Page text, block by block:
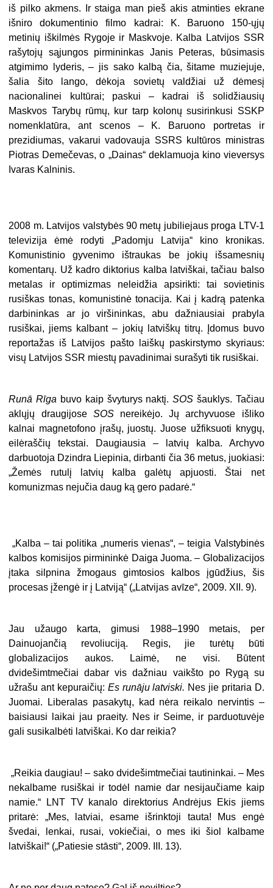
iš pilko akmens. Ir staiga man pieš akis atminties ekrane
išniro dokumentinio filmo kadrai: K. Baruono 150-ųjų
metinių iškilmės Rygoje ir Maskvoje. Kalba Latvijos SSR
rašytojų sąjungos pirmininkas Janis Peteras, būsimasis
atgimimo lyderis, – jis sako kalbą čia, šitame muziejuje,
šalia šito lango, dėkoja sovietų valdžiai už dėmesį
nacionalinei kultūrai; paskui – kadrai iš solidžiausių
Maskvos Tarybų rūmų, kur tarp kolonų susirinkusi SSKP
nomenklatūra, ant scenos – K. Baruono portretas ir
prezidiumas, vakarui vadovauja SSRS kultūros ministras
Piotras Demečevas, o „Dainas“ deklamuoja kino vieversys
Ivaras Kalninis.
2008 m. Latvijos valstybės 90 metų jubiliejaus proga LTV-1
televizija ėmė rodyti „Padomju Latvija“ kino kronikas.
Komunistinio gyvenimo ištraukas be jokių išsamesnių
komentarų. Už kadro diktorius kalba latviškai, tačiau balso
metalas ir optimizmas neleidžia apsirikti: tai sovietinis
rusiškas tonas, komunistinė tonacija. Kai į kadrą patenka
darbininkas ar jo viršininkas, abu dažniausiai prabyla
rusiškai, jiems kalbant – jokių latviškų titrų. Įdomus buvo
reportažas iš Latvijos pašto laiškų paskirstymo skyriaus:
visų Latvijos SSR miestų pavadinimai surašyti tik rusiškai.
Runā Rīga buvo kaip švyturys naktį.SOS šauklys. Tačiau
aklųjų draugijose SOSnereikėjo. Jų archyvuose išliko
kalnai magnetofono įrašų, juostų. Juose užfiksuoti knygų,
eilėraščių tekstai. Daugiausia – latvių kalba. Archyvo
darbuotoja Dzindra Liepinia, dirbanti čia 36 metus, juokiasi:
„Žemės rutulį latvių kalba galėtų apjuosti. Štai net
komunizmas nejučia daug ką gero padarė.“
„Kalba – tai politika „numeris vienas“, – teigia Valstybinės
kalbos komisijos pirmininkė Daiga Juoma. – Globalizacijos
įtaka silpnina žmogaus gimtosios kalbos įgūdžius, šis
procesas įžengė ir į Latviją“ („Latvijas avīze“, 2009. XII. 9).
Jau užaugo karta, gimusi 1988–1990 metais, per
Dainuojančią revoliuciją. Regis, jie turėtų būti
globalizacijos aukos. Laimė, ne visi. Būtent
dvidešimtmečiai dabar vis dažniau vaikšto po Rygą su
užrašu ant kepuraičių: Es runāju latviski. Nes jie pritaria D.
Juomai. Liberalas pasakytų, kad nėra reikalo nervintis –
baisiausi laikai jau praeity. Nes ir Seime, ir parduotuvėje
gali susikalbėti latviškai. Ko dar reikia?
„Reikia daugiau! – sako dvidešimtmečiai tautininkai. – Mes
nekalbame rusiškai ir todėl namie dar nesijaučiame kaip
namie.“ LNT TV kanalo direktorius Andrėjus Ekis jiems
pritarė: „Mes, latviai, esame išrinktoji tauta! Mus engė
švedai, lenkai, rusai, vokiečiai, o mes iki šiol kalbame
latviškai!“ („Patiesie stāsti“, 2009. III. 13).